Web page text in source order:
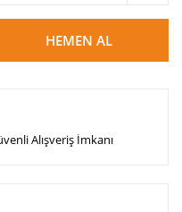
HEMEN AL
Alışveriş İmkanı